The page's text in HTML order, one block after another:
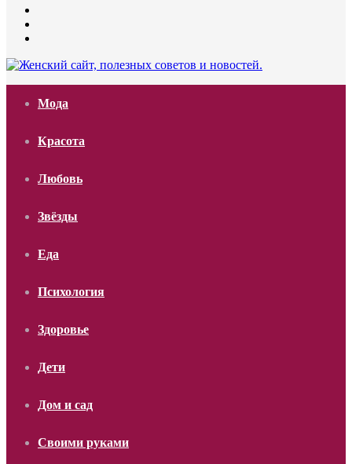
Мода
Красота
Любовь
Звёзды
Еда
Психология
Здоровье
Дети
Дом и сад
Своими руками